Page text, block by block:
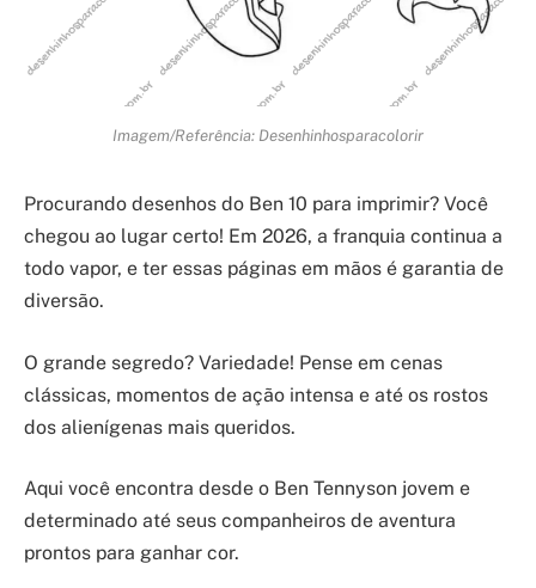
Imagem/Referência: Desenhinhosparacolorir
Procurando desenhos do Ben 10 para imprimir? Você
chegou ao lugar certo! Em 2026, a franquia continua a
todo vapor, e ter essas páginas em mãos é garantia de
diversão.
O grande segredo? Variedade! Pense em cenas
clássicas, momentos de ação intensa e até os rostos
dos alienígenas mais queridos.
Aqui você encontra desde o Ben Tennyson jovem e
determinado até seus companheiros de aventura
prontos para ganhar cor.